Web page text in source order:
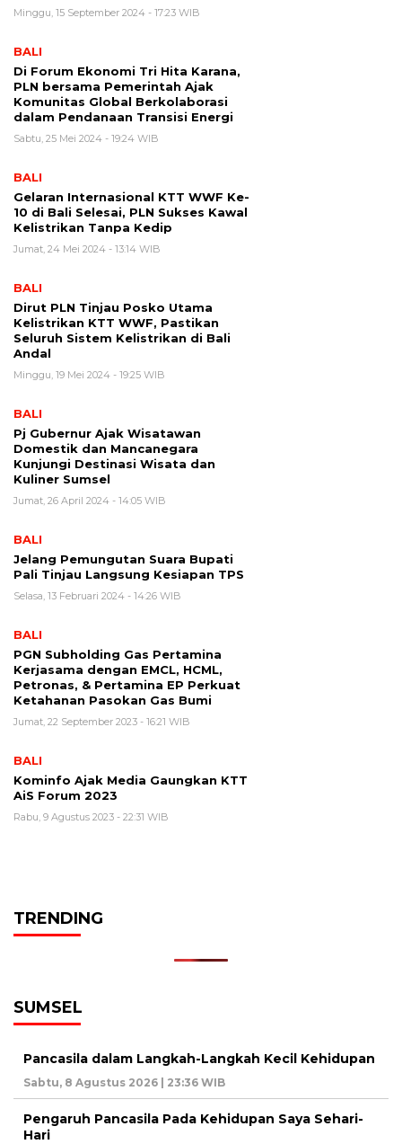
Minggu, 15 September 2024 - 17:23 WIB
BALI
Di Forum Ekonomi Tri Hita Karana,
PLN bersama Pemerintah Ajak
Komunitas Global Berkolaborasi
dalam Pendanaan Transisi Energi
Sabtu, 25 Mei 2024 - 19:24 WIB
BALI
Gelaran Internasional KTT WWF Ke-
10 di Bali Selesai, PLN Sukses Kawal
Kelistrikan Tanpa Kedip
Jumat, 24 Mei 2024 - 13:14 WIB
BALI
Dirut PLN Tinjau Posko Utama
Kelistrikan KTT WWF, Pastikan
Seluruh Sistem Kelistrikan di Bali
Andal
Minggu, 19 Mei 2024 - 19:25 WIB
BALI
Pj Gubernur Ajak Wisatawan
Domestik dan Mancanegara
Kunjungi Destinasi Wisata dan
Kuliner Sumsel
Jumat, 26 April 2024 - 14:05 WIB
BALI
Jelang Pemungutan Suara Bupati
Pali Tinjau Langsung Kesiapan TPS
Selasa, 13 Februari 2024 - 14:26 WIB
BALI
PGN Subholding Gas Pertamina
Kerjasama dengan EMCL, HCML,
Petronas, & Pertamina EP Perkuat
Ketahanan Pasokan Gas Bumi
Jumat, 22 September 2023 - 16:21 WIB
BALI
Kominfo Ajak Media Gaungkan KTT
AiS Forum 2023
Rabu, 9 Agustus 2023 - 22:31 WIB
TRENDING
SUMSEL
Pancasila dalam Langkah-Langkah Kecil Kehidupan
Sabtu, 8 Agustus 2026 | 23:36 WIB
Pengaruh Pancasila Pada Kehidupan Saya Sehari-
Hari